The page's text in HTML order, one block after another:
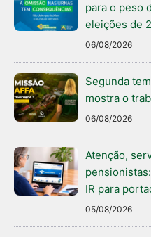
para o peso
eleições de
06/08/2026
Segunda
mostra o
06/08/2026
Atenção,
IR para
05/08/2026